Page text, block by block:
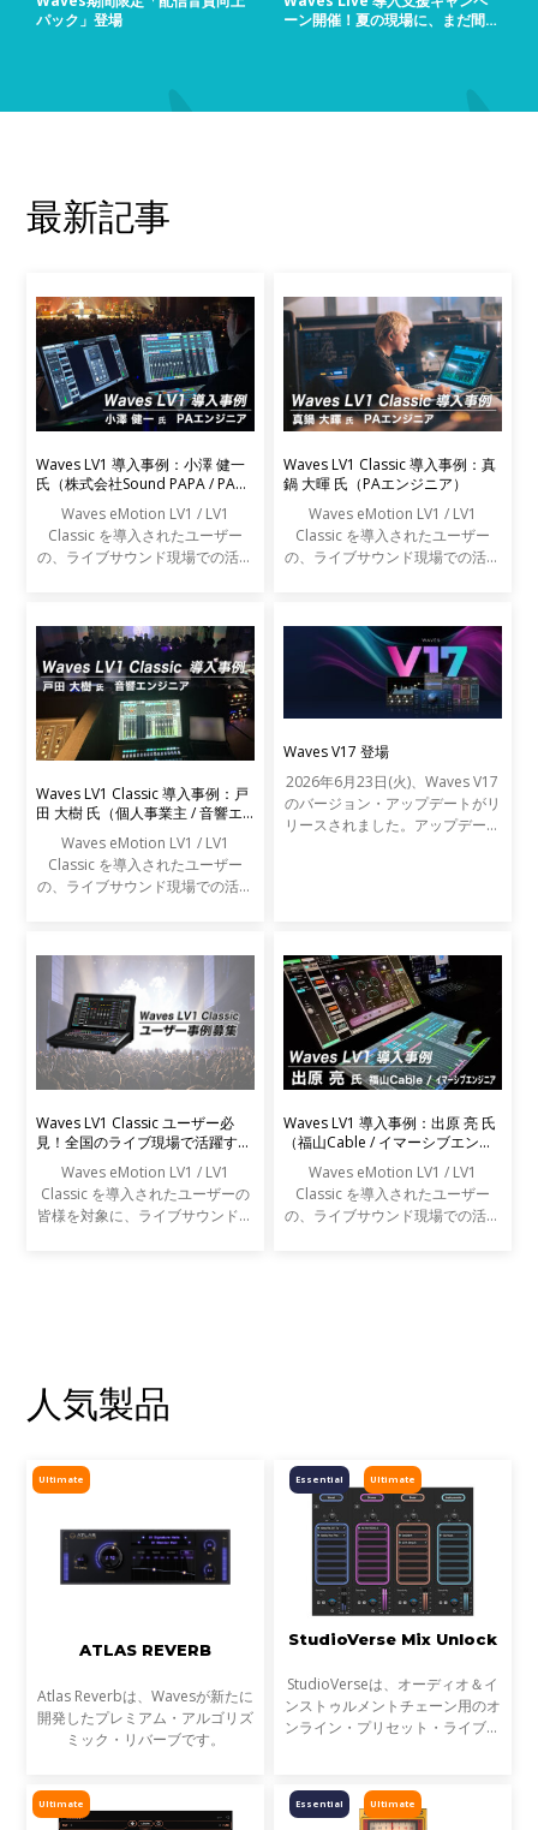
パック」登場
ーン開催！夏の現場に、まだ間に
最新記事
Waves LV1 導入事例：小澤 健一
氏（株式会社Sound PAPA / PAエ
Waves eMotion LV1 / LV1
Classic を導入されたユーザー
の、ライブサウンド現場での活用
Waves LV1 Classic 導入事例：真
鍋 大暉 氏（PAエンジニア）
Waves eMotion LV1 / LV1
Classic を導入されたユーザー
の、ライブサウンド現場での活用
Waves LV1 Classic 導入事例：戸
田 大樹 氏（個人事業主 / 音響エ
Waves eMotion LV1 / LV1
Classic を導入されたユーザー
の、ライブサウンド現場での活用
Waves V17 登場
2026年6月23日(火)、Waves V17
のバージョン・アップデートがリ
リースされました。アップデート
Waves LV1 Classic ユーザー必
見！全国のライブ現場で活躍する
Waves eMotion LV1 / LV1
Classic を導入されたユーザーの
皆様を対象に、ライブサウンドの
Waves LV1 導入事例：出原 亮 氏
（福山Cable / イマーシブエンジ
Waves eMotion LV1 / LV1
Classic を導入されたユーザー
の、ライブサウンド現場での活用
人気製品
Ultimate
ATLAS REVERB
Atlas Reverbは、Wavesが新たに
開発したプレミアム・アルゴリズ
ミック・リバーブです。
Ultimate
Essential
StudioVerse Mix Unlock
StudioVerseは、オーディオ＆イ
ンストゥルメントチェーン用のオ
ンライン・プリセット・ライブラ
し、完成済みのミックス、サンプ
ル、ループ素材を瞬時に解
Ultimate Ultimate
Essential